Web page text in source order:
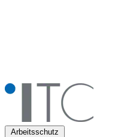
Arbeitsschutz